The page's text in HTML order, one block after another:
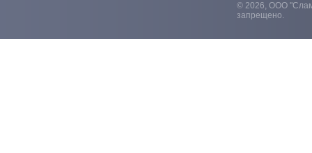
© 2026, ООО
запрещено.